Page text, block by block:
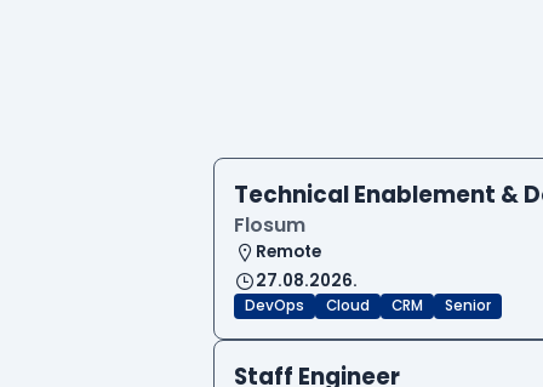
Technical Enablement &
Flosum
Remote
27.08.2026.
DevOps Cloud CRM Senior
Staff Engineer